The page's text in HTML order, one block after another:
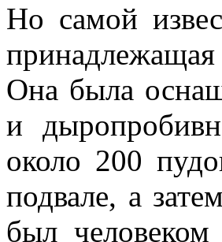
Но самой
Она была
и
около 200
подвале, а
был